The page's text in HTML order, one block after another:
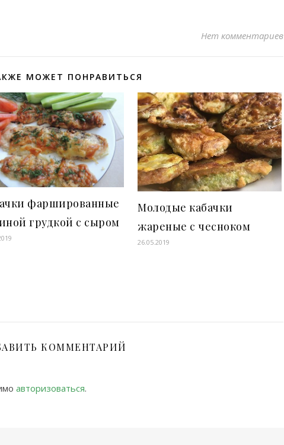
Нет комментариев
МОЖЕТ ПОНРАВИТЬСЯ
фаршированные
грудкой с сыром
Молодые кабачки
жареные с чесноком
26.05.2019
КОММЕНТАРИЙ
авторизоваться.